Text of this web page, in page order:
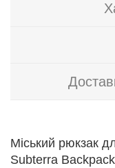
Міський рюкзак
Subterra